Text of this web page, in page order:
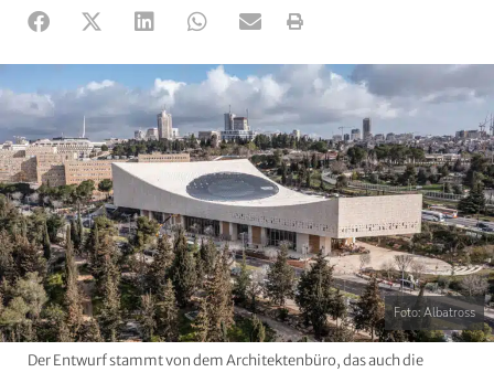
Foto: Albatross
Der Entwurf stammt von dem Architektenbüro, das auch die